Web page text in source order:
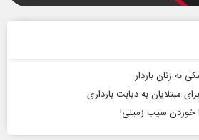
به زنان باردار
مبتلایان به دیابت بارداری
خوردن سیب زمینی!